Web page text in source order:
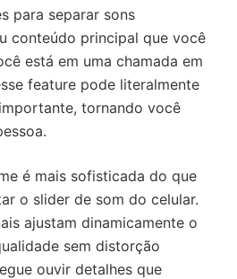
para separar sons
conteúdo principal que você
está em uma chamada em
feature pode literalmente
tornando você
é mais sofisticada do que
o slider de som do celular.
ajustam dinamicamente o
sem distorção
ouvir detalhes que